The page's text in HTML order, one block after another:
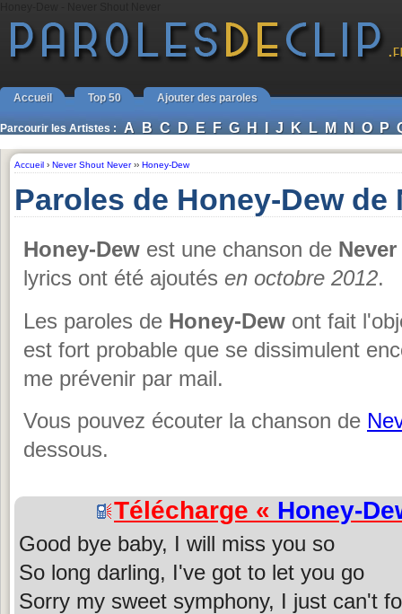
Accueil Top 50 Ajouter des paroles
Parcourir les Artistes : A B C D E F G H I J K L M N O P
Accueil › Never Shout Never›› Honey-Dew
Paroles de Honey-Dew de
Honey-Dew est une chanson de
lyrics ont été ajoutés en octobre 2012.
Les paroles de Honey-Dew ont fait
est fort probable que se dissimulent
me prévenir par mail.
Vous pouvez écouter la chanson de
dessous.
Télécharge « Honey-
Good bye baby, I will miss you so
So long darling, I've got to let you go
Sorry my sweet symphony, I just can't